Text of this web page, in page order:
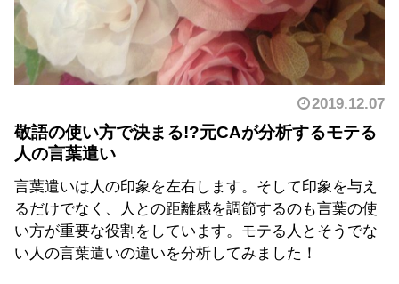
2019.12.07
敬語の使い方で決まる!?元CAが分析するモテる
人の言葉遣い
言葉遣いは人の印象を左右します。そして印象を与え
るだけでなく、人との距離感を調節するのも言葉の使
い方が重要な役割をしています。モテる人とそうでな
い人の言葉遣いの違いを分析してみました！